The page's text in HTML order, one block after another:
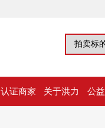
认证商家 关于洪力 公